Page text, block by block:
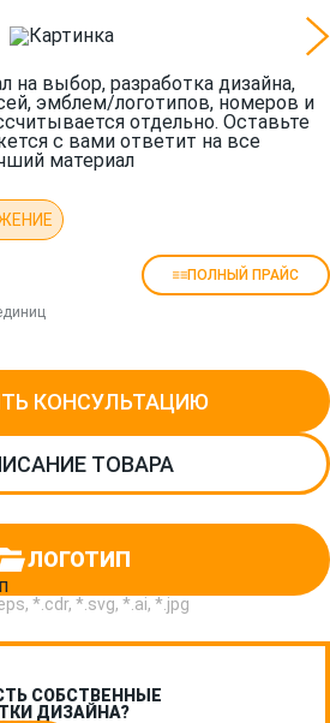
на выбор, разработка дизайна,
эмблем/логотипов, номеров и
отдельно. Оставьте
с вами ответит на все
материал
ПОЛНЫЙ ПРАЙС
КОНСУЛЬТАЦИЮ
ТОВАРА
ЛОГОТИП
*.cdr, *.svg, *.ai, *.jpg
СОБСТВЕННЫЕ
ДИЗАЙНА?